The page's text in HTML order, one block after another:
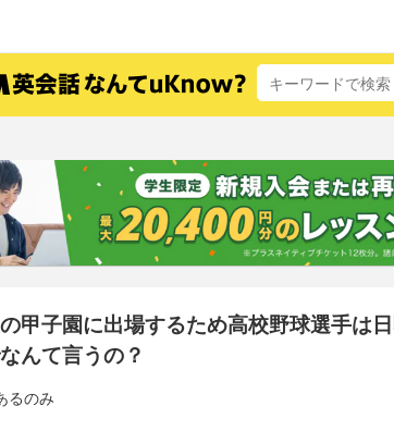
甲子園に出場するため高校野球選手は
んて言うの？
るのみ